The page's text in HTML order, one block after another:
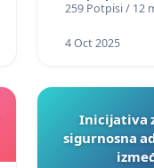
259 Potpisi / 12
4 Oct 2025
Inicijativa
sigurnosna